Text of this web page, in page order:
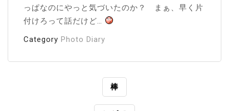
っぱなのにやっと気づいたのか？ まぁ、早く片
付けろって話だけど…
Category Photo Diary
棒